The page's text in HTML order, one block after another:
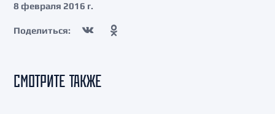
8 февраля 2016 г.
Поделиться:
СМОТРИТЕ ТАКЖЕ